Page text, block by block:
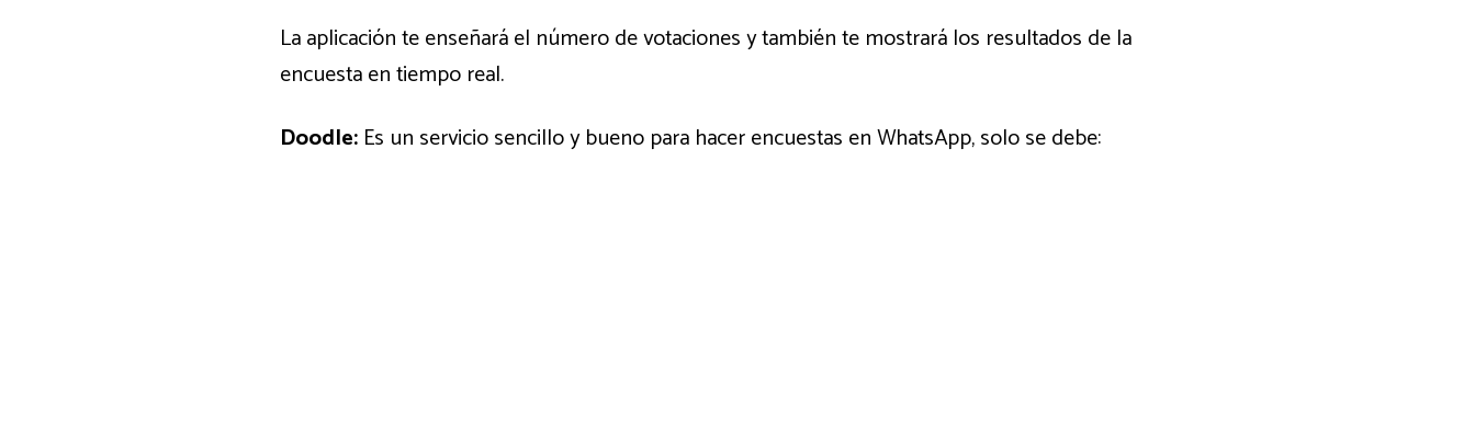
La aplicación te enseñará el número de votaciones y también te mostrará los resultados de la
encuesta en tiempo real.
Doodle: Es un servicio sencillo y bueno para hacer encuestas en WhatsApp, solo se debe: